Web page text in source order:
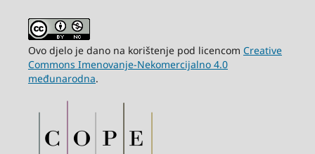
Ovo djelo je dano na korištenje pod licencom Creative
Commons Imenovanje-Nekomercijalno 4.0
međunarodna.